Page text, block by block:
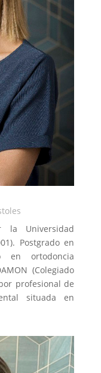
la Universidad
Postgrado en
en ortodoncia
(Colegiado
profesional de
situada en